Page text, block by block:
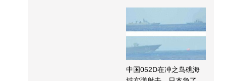
中国052D在冲之鸟礁海